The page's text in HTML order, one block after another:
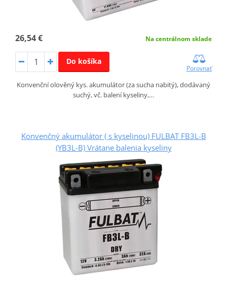
26,54 € Na centrálnom sklade
Do košíka
Porovnať
Konvenční olověný kys. akumulátor (za sucha nabitý), dodávaný
suchý, vč. balení kyseliny,…
Konvenčný akumulátor ( s kyselinou) FULBAT FB3L-B
(YB3L-B) Vrátane balenia kyseliny